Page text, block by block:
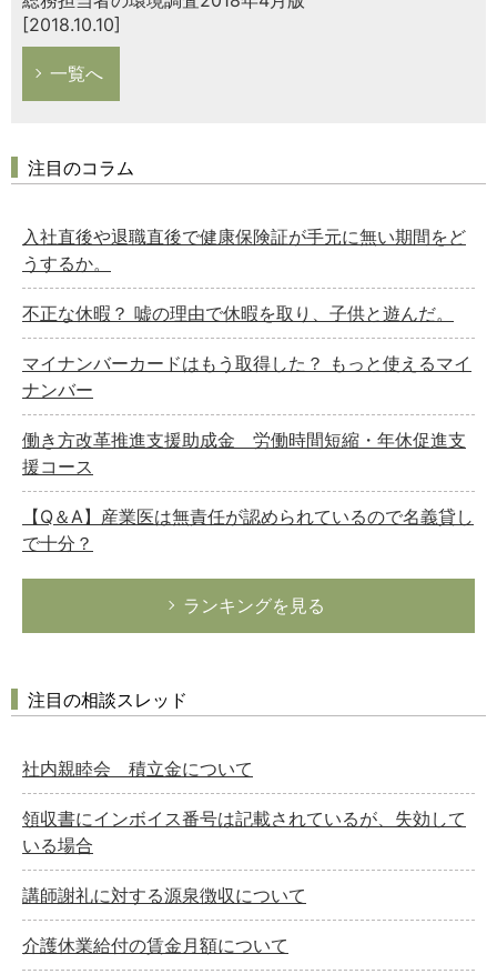
[2018.10.10]
一覧へ
注目のコラム
入社直後や退職直後で健康保険証が手元に無い期間をど
うするか。
不正な休暇？ 嘘の理由で休暇を取り、子供と遊んだ。
マイナンバーカードはもう取得した？ もっと使えるマイ
ナンバー
働き方改革推進支援助成金 労働時間短縮・年休促進支
援コース
【Q＆A】産業医は無責任が認められているので名義貸し
で十分？
ランキングを見る
注目の相談スレッド
社内親睦会 積立金について
領収書にインボイス番号は記載されているが、失効して
いる場合
講師謝礼に対する源泉徴収について
介護休業給付の賃金月額について